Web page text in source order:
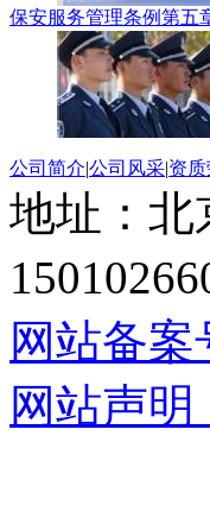
保安服务管理条例第五
公司简介|公司风采|资
地址：北
网站备案
网站声明